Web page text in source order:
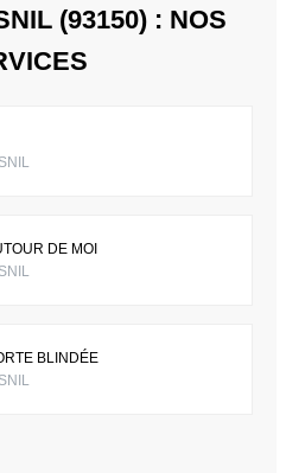
(93150) : NOS
DE MOI
BLINDÉE